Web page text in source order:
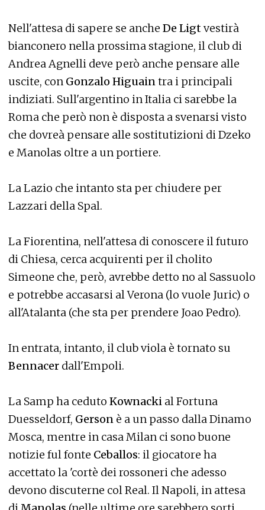
Nell'attesa di sapere se anche De Ligtvestirà
bianconero nella prossima stagione, il club di
Andrea Agnelli deve però anche pensare alle
uscite, con Gonzalo Higuaintra i principali
indiziati. Sull'argentino in Italia ci sarebbe la
Roma che però non è disposta a svenarsi visto
che dovreà pensare alle sostitutizioni di Dzeko
e Manolas oltre a un portiere.
La Lazio che intanto sta per chiudere per
Lazzari della Spal.
La Fiorentina, nell'attesa di conoscere il futuro
di Chiesa, cerca acquirenti per il cholito
Simeone che, però, avrebbe detto no al Sassuolo
e potrebbe accasarsi al Verona (lo vuole Juric) o
all'Atalanta (che sta per prendere Joao Pedro).
In entrata, intanto, il club viola è tornato su
Bennacer dall'Empoli.
La Samp ha ceduto Kownacki al Fortuna
Duesseldorf, Gerson è a un passo dalla Dinamo
Mosca, mentre in casa Milan ci sono buone
notizie ful fonte Ceballos: il giocatore ha
accettato la 'cortè dei rossoneri che adesso
devono discuterne col Real. Il Napoli, in attesa